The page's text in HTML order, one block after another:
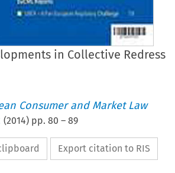
in Collective Redress
Consumer and Market Law
(2014) pp.80 –89
Export citation to RIS